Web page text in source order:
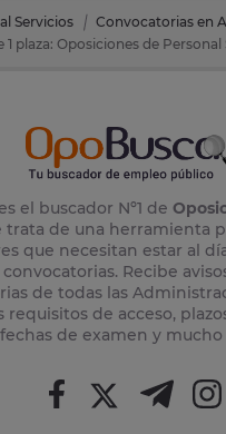
Servicios
Convocatorias en
el buscador Nº1 de
trata de una herramienta
que necesitan estar al
Recibe
de todas las
requisitos de acceso,
fechas de examen y mucho